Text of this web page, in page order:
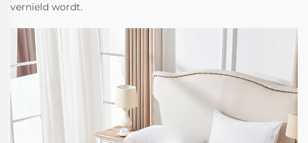
vernield wordt.